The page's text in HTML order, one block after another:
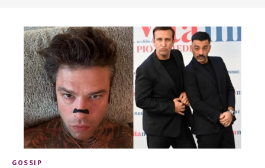
GOSSIP